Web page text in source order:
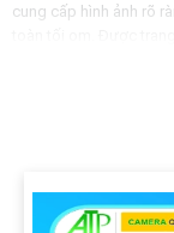
cung cấp hình ảnh rõ
hiệu quả vào ban
ra. Hãy lắp đặt
sản và an ninh của